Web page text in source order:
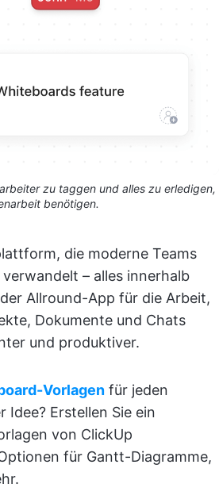
zu taggen und alles zu erledigen,
benötigen.
die moderne Teams
– alles innerhalb
Allround-App für die Arbeit,
Dokumente und Chats
und produktiver.
Vorlagen für jeden
Idee? Erstellen Sie ein
von ClickUp
für Gantt-Diagramme,